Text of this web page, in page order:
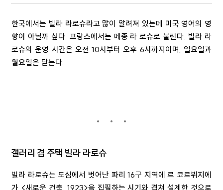
한국에서는 빌라 라로슈라고 많이 알려져 있는데 미국 영어의 영
향이 아닐까 싶다. 프랑스에서는 메종 라 로슈로 불린다. 빌라 라
로슈의 운영 시간은 오전 10시부터 오후 6시까지이며, 일요일과
월요일은 닫는다.
갤러리 겸 주택 빌라 라로슈
빌라 라로슈는 도심에서 벗어난 파리16구 지역에 르 코르뷔지에
가 <새로운 건축 , 1923>을 집필하는 시기와 겹쳐 설계한 것으로